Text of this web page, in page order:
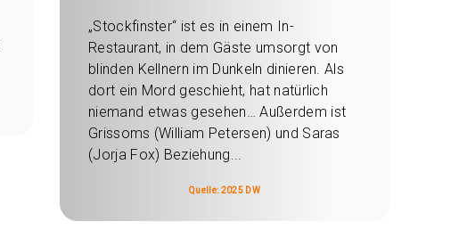
„Stockfinster“ ist es in einem In-
Restaurant, in dem Gäste umsorgt von
blinden Kellnern im Dunkeln dinieren. Als
dort ein Mord geschieht, hat natürlich
niemand etwas gesehen… Außerdem ist
Grissoms (William Petersen) und Saras
(Jorja Fox) Beziehung...
Quelle: 2025 DW